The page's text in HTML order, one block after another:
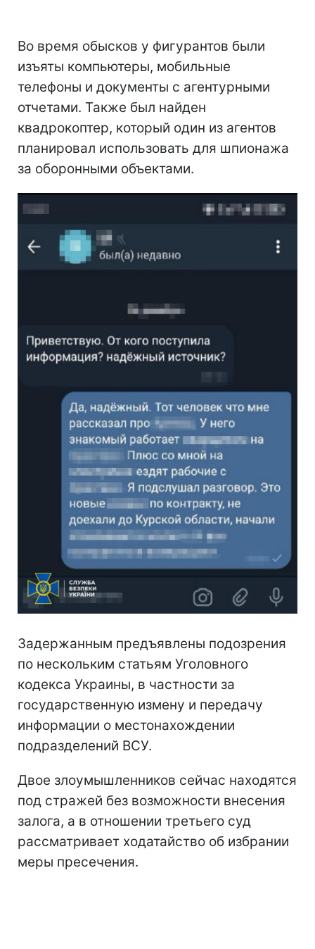
Во время обысков у фигурантов были
изъяты компьютеры, мобильные
телефоны и документы с агентурными
отчетами. Также был найден
квадрокоптер, который один из агентов
планировал использовать для шпионажа
за оборонными объектами.
Задержанным предъявлены подозрения
по нескольким статьям Уголовного
кодекса Украины, в частности за
государственную измену и передачу
информации о местонахождении
подразделений ВСУ.
Двое злоумышленников сейчас находятся
под стражей без возможности внесения
залога, а в отношении третьего суд
рассматривает ходатайство об избрании
меры пресечения.